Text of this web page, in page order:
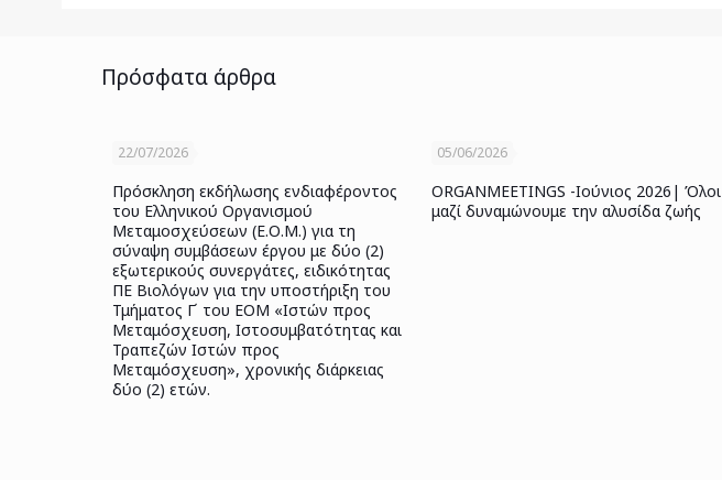
Πρόσφατα άρθρα
22/07/2026
Πρόσκληση εκδήλωσης ενδιαφέροντος
του Ελληνικού Οργανισμού
Μεταμοσχεύσεων (Ε.Ο.Μ.) για τη
σύναψη συμβάσεων έργου με δύο (2)
εξωτερικούς συνεργάτες, ειδικότητας
ΠΕ Βιολόγων για την υποστήριξη του
Τμήματος Γ΄ του ΕΟΜ «Ιστών προς
Μεταμόσχευση, Ιστοσυμβατότητας και
Τραπεζών Ιστών προς
Μεταμόσχευση», χρονικής διάρκειας
δύο (2) ετών.
05/06/2026
ORGANMEETINGS -Ιούνιος 2026| Όλοι
μαζί δυναμώνουμε την αλυσίδα ζωής